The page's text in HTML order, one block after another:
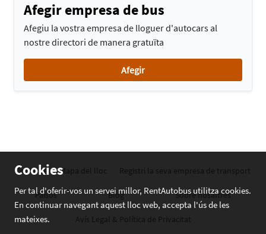
Cookies
Per tal d'oferir-vos un servei millor, RentAutobus utilitza cookies.
En continuar navegant aquest lloc web, accepta l'ús de les
mateixes.
Afegir empresa de bus
Afegiu la vostra empresa de lloguer d'autocars al
nostre directori de manera gratuïta
Afegir
Contacte Mapa del lloc Registri la seva empresa de transport
Països Blog Sobre nosaltres
Avís Legal & Política de Privacitat